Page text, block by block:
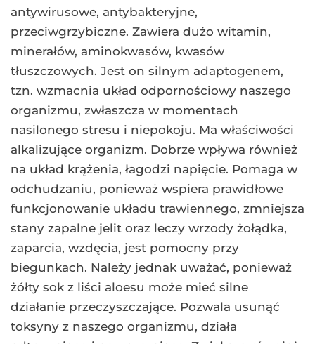
antywirusowe, antybakteryjne,
przeciwgrzybiczne. Zawiera dużo witamin,
minerałów, aminokwasów, kwasów
tłuszczowych. Jest on silnym adaptogenem,
tzn. wzmacnia układ odpornościowy naszego
organizmu, zwłaszcza w momentach
nasilonego stresu i niepokoju. Ma właściwości
alkalizujące organizm. Dobrze wpływa również
na układ krążenia, łagodzi napięcie. Pomaga w
odchudzaniu, ponieważ wspiera prawidłowe
funkcjonowanie układu trawiennego, zmniejsza
stany zapalne jelit oraz leczy wrzody żołądka,
zaparcia, wzdęcia, jest pomocny przy
biegunkach. Należy jednak uważać, ponieważ
żółty sok z liści aloesu może mieć silne
działanie przeczyszczające. Pozwala usunąć
toksyny z naszego organizmu, działa